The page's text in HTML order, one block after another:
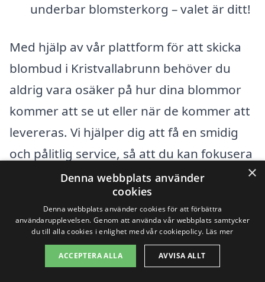
underbar blomsterkorg – valet är ditt!
Med hjälp av vår plattform för att skicka
blombud i Kristvallabrunn behöver du
aldrig vara osäker på hur dina blommor
kommer att se ut eller när de kommer att
levereras. Vi hjälper dig att få en smidig
och pålitlig service, så att du kan fokusera
på det som verkligen betyder något – att
sprida glädje och omtanke till dem du
älskar.
Oavsett vad tillfället är, är blommor alltid
×
Denna webbplats använder
cookies
Denna webbplats använder cookies för att förbättra
användarupplevelsen. Genom att använda vår webbplats samtycker
du till alla cookies i enlighet med vår cookiepolicy. Läs mer
ACCEPTERA ALLA AVVISA ALLT